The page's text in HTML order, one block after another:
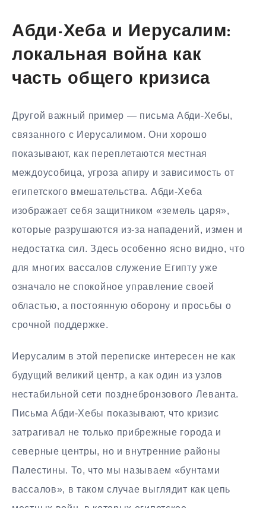
Абди-Хеба и Иерусалим:
локальная война как
часть общего кризиса
Другой важный пример — письма Абди-Хебы,
связанного с Иерусалимом. Они хорошо
показывают, как переплетаются местная
междоусобица, угроза апиру и зависимость от
египетского вмешательства. Абди-Хеба
изображает себя защитником «земель царя»,
которые разрушаются из-за нападений, измен и
недостатка сил. Здесь особенно ясно видно, что
для многих вассалов служение Египту уже
означало не спокойное управление своей
областью, а постоянную оборону и просьбы о
срочной поддержке.
Иерусалим в этой переписке интересен не как
будущий великий центр, а как один из узлов
нестабильной сети позднебронзового Леванта.
Письма Абди-Хебы показывают, что кризис
затрагивал не только прибрежные города и
северные центры, но и внутренние районы
Палестины. То, что мы называем «бунтами
вассалов», в таком случае выглядит как цепь